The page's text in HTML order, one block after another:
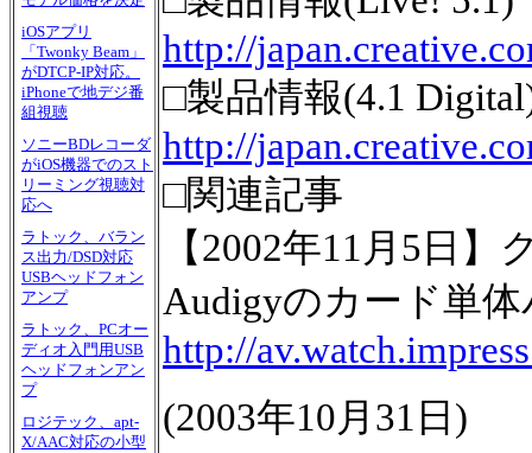
iOSアプリ
「Twonky Beam」
がDTCP-IP対応。
iPhoneで地デジ番
組視聴
ソニーBDレコーダ
がiOS機器でのスト
リーミング視聴対
応へ
ラトック、バラン
ス出力/DSD対応
USBヘッドフォン
アンプ
ラトック、PCオー
ディオ入門用USB
ヘッドフォンアン
プ
ロジテック、apt-
X/AAC対応の小型
http://
□製品情報(4.1
http://
□関連記事
【2002年11月5日】
Audigyのカード単
http://
(2003年10月31日 )